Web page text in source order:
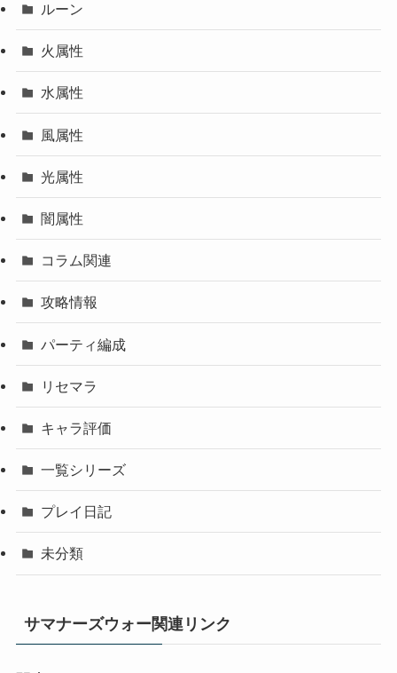
ルーン
火属性
水属性
風属性
光属性
闇属性
コラム関連
攻略情報
パーティ編成
リセマラ
キャラ評価
一覧シリーズ
プレイ日記
未分類
サマナーズウォー関連リンク